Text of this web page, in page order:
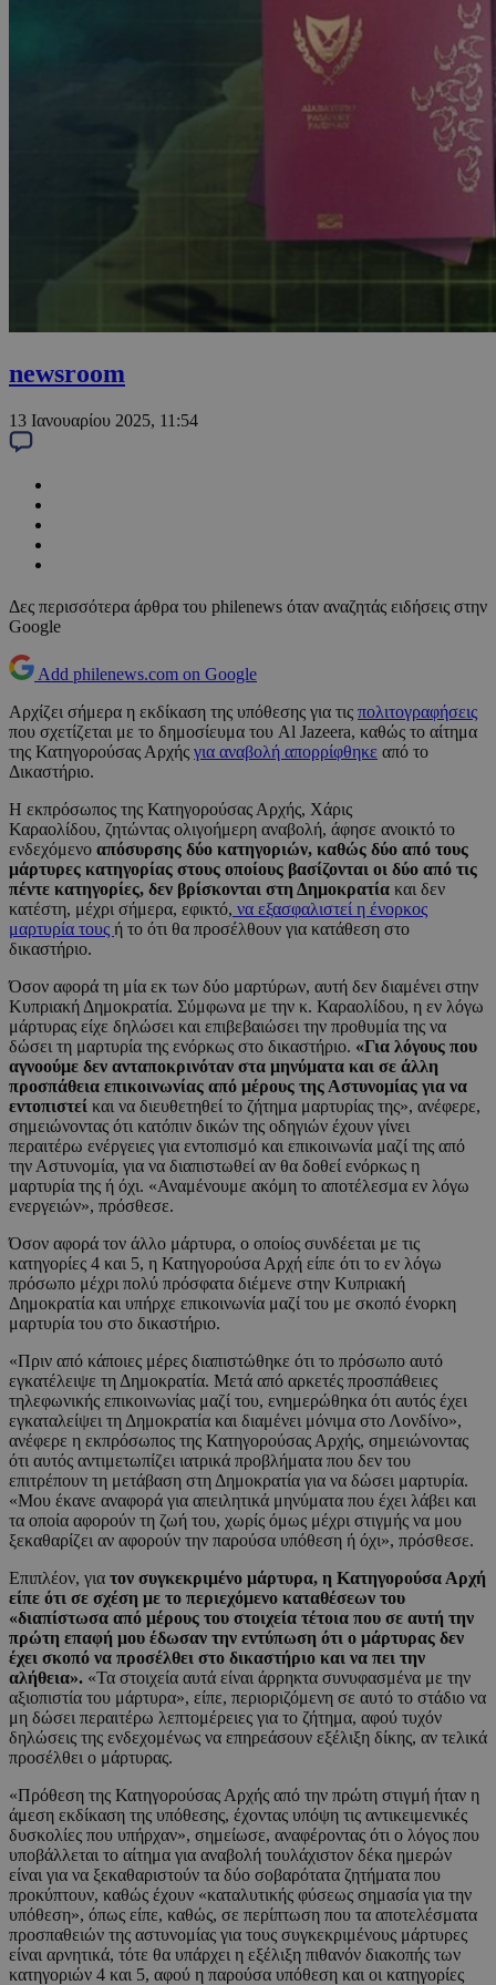
newsroom
13 Ιανουαρίου 2025, 11:54
Δες περισσότερα άρθρα του philenews όταν αναζητάς ειδήσεις στην
Google
Add philenews.com on Google
Αρχίζει σήμερα η εκδίκαση της υπόθεσης για τις πολιτογραφήσεις
που σχετίζεται με το δημοσίευμα του Al Jazeera, καθώς το αίτημα
της Κατηγορούσας Αρχής για αναβολή απορρίφθηκε από το
Δικαστήριο.
Η εκπρόσωπος της Κατηγορούσας Αρχής, Χάρις
Καραολίδου, ζητώντας ολιγοήμερη αναβολή, άφησε ανοικτό το
ενδεχόμενο απόσυρσης δύο κατηγοριών, καθώς δύο από τους
μάρτυρες κατηγορίας στους οποίους βασίζονται οι δύο από τις
πέντε κατηγορίες, δεν βρίσκονται στη Δημοκρατία και δεν
κατέστη, μέχρι σήμερα, εφικτό, να εξασφαλιστεί η ένορκος
μαρτυρία τους ή το ότι θα προσέλθουν για κατάθεση στο
δικαστήριο.
Όσον αφορά τη μία εκ των δύο μαρτύρων, αυτή δεν διαμένει στην
Κυπριακή Δημοκρατία. Σύμφωνα με την κ. Καραολίδου, η εν λόγω
μάρτυρας είχε δηλώσει και επιβεβαιώσει την προθυμία της να
δώσει τη μαρτυρία της ενόρκως στο δικαστήριο. «Για λόγους που
αγνοούμε δεν ανταποκρινόταν στα μηνύματα και σε άλλη
προσπάθεια επικοινωνίας από μέρους της Αστυνομίας για να
εντοπιστεί και να διευθετηθεί το ζήτημα μαρτυρίας της», ανέφερε,
σημειώνοντας ότι κατόπιν δικών της οδηγιών έχουν γίνει
περαιτέρω ενέργειες για εντοπισμό και επικοινωνία μαζί της από
την Αστυνομία, για να διαπιστωθεί αν θα δοθεί ενόρκως η
μαρτυρία της ή όχι. «Αναμένουμε ακόμη το αποτέλεσμα εν λόγω
ενεργειών», πρόσθεσε.
Όσον αφορά τον άλλο μάρτυρα, ο οποίος συνδέεται με τις
κατηγορίες 4 και 5, η Κατηγορούσα Αρχή είπε ότι το εν λόγω
πρόσωπο μέχρι πολύ πρόσφατα διέμενε στην Κυπριακή
Δημοκρατία και υπήρχε επικοινωνία μαζί του με σκοπό ένορκη
μαρτυρία του στο δικαστήριο.
«Πριν από κάποιες μέρες διαπιστώθηκε ότι το πρόσωπο αυτό
εγκατέλειψε τη Δημοκρατία. Μετά από αρκετές προσπάθειες
τηλεφωνικής επικοινωνίας μαζί του, ενημερώθηκα ότι αυτός έχει
εγκαταλείψει τη Δημοκρατία και διαμένει μόνιμα στο Λονδίνο»,
ανέφερε η εκπρόσωπος της Κατηγορούσας Αρχής, σημειώνοντας
ότι αυτός αντιμετωπίζει ιατρικά προβλήματα που δεν του
επιτρέπουν τη μετάβαση στη Δημοκρατία για να δώσει μαρτυρία.
«Μου έκανε αναφορά για απειλητικά μηνύματα που έχει λάβει και
τα οποία αφορούν τη ζωή του, χωρίς όμως μέχρι στιγμής να μου
ξεκαθαρίζει αν αφορούν την παρούσα υπόθεση ή όχι», πρόσθεσε.
Επιπλέον, για τον συγκεκριμένο μάρτυρα, η Κατηγορούσα Αρχή
είπε ότι σε σχέση με το περιεχόμενο καταθέσεων του
«διαπίστωσα από μέρους του στοιχεία τέτοια που σε αυτή την
πρώτη επαφή μου έδωσαν την εντύπωση ότι ο μάρτυρας δεν
έχει σκοπό να προσέλθει στο δικαστήριο και να πει την
αλήθεια». «Τα στοιχεία αυτά είναι άρρηκτα συνυφασμένα με την
αξιοπιστία του μάρτυρα», είπε, περιοριζόμενη σε αυτό το στάδιο να
μη δώσει περαιτέρω λεπτομέρειες για το ζήτημα, αφού τυχόν
δηλώσεις της ενδεχομένως να επηρεάσουν εξέλιξη δίκης, αν τελικά
προσέλθει ο μάρτυρας.
«Πρόθεση της Κατηγορούσας Αρχής από την πρώτη στιγμή ήταν η
άμεση εκδίκαση της υπόθεσης, έχοντας υπόψη τις αντικειμενικές
δυσκολίες που υπήρχαν», σημείωσε, αναφέροντας ότι ο λόγος που
υποβάλλεται το αίτημα για αναβολή τουλάχιστον δέκα ημερών
είναι για να ξεκαθαριστούν τα δύο σοβαρότατα ζητήματα που
προκύπτουν, καθώς έχουν «καταλυτικής φύσεως σημασία για την
υπόθεση», όπως είπε, καθώς, σε περίπτωση που τα αποτελέσματα
προσπαθειών της αστυνομίας για τους συγκεκριμένους μάρτυρες
είναι αρνητικά, τότε θα υπάρχει η εξέλιξη πιθανόν διακοπής των
κατηγοριών 4 και 5, αφού η παρούσα υπόθεση και οι κατηγορίες